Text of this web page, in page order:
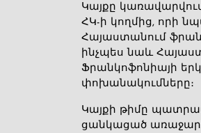
Կայքը
ՀԿ-ի կողմից, որի
Հայաստանում
ինչպես նաև
Ֆրանկոֆոնիայի
փոխանակումները։
Կայքի թիմը
ցանկացած